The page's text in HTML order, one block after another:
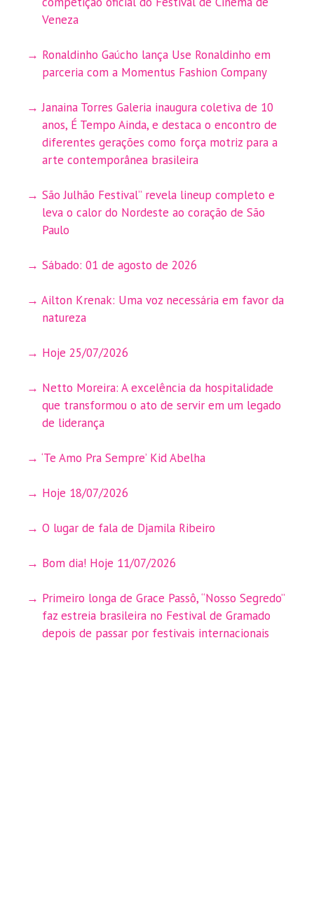
Veneza
Ronaldinho Gaúcho lança Use Ronaldinho em
parceria com a Momentus Fashion Company
Janaina Torres Galeria inaugura coletiva de 10
anos, É Tempo Ainda, e destaca o encontro de
diferentes gerações como força motriz para a
arte contemporânea brasileira
São Julhão Festival” revela lineup completo e
leva o calor do Nordeste ao coração de São
Paulo
Sábado: 01 de agosto de 2026
Ailton Krenak: Uma voz necessária em favor da
natureza
Hoje 25/07/2026
Netto Moreira: A excelência da hospitalidade
que transformou o ato de servir em um legado
de liderança
‘Te Amo Pra Sempre’ Kid Abelha
Hoje 18/07/2026
O lugar de fala de Djamila Ribeiro
Bom dia! Hoje 11/07/2026
Primeiro longa de Grace Passô, “Nosso Segredo”
faz estreia brasileira no Festival de Gramado
depois de passar por festivais internacionais